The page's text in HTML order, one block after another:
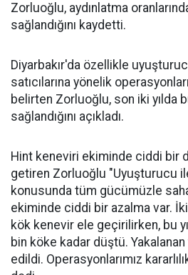
Zorluoğlu, aydınlatma
sağlandığını kaydetti.
Diyarbakır'da özellikle
satıcılarına yönelik
belirten Zorluoğlu, son iki yılda
sağlandığını açıkladı.
Hint keneviri ekiminde ciddi bir
getiren Zorluoğlu "Uyuşturucu
konusunda tüm gücümüzle
ekiminde ciddi bir azalma var.
kök kenevir ele geçirilirken, bu
bin köke kadar düştü.
edildi. Operasyonlarımız